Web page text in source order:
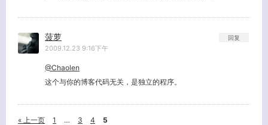
菠萝
2009.12.23 9:16下午
@Chaolen
这个与你的博客代码无关，是独立的程序。
回复
« 上一页 1 … 3 4 5